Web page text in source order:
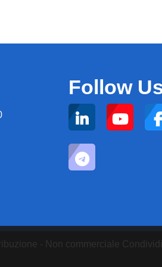
Follow
- Non commerciale